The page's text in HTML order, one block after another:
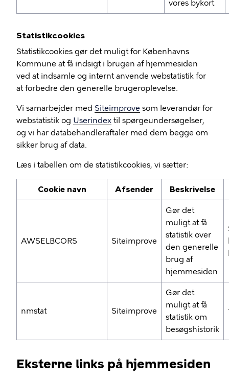
vores bykort
Statistikcookies
Statistikcookies gør det muligt for Københavns
Kommune at få indsigt i brugen af hjemmesiden
ved at indsamle og internt anvende webstatistik for
at forbedre den generelle brugeroplevelse.
Vi samarbejder med Siteimprove som leverandør for
webstatistik og Userindex til spørgeundersøgelser,
og vi har databehandleraftaler med dem begge om
sikker brug af data.
Læs i tabellen om de statistikcookies, vi sætter:
Cookie navn Afsender Beskrivelse
AWSELBCORS Siteimprove
Gør det
muligt at få
statistik over
den generelle
brug af
hjemmesiden
nmstat Siteimprove
Gør det
muligt at få
statistik om
besøgshistorik
Eksterne links på hjemmesiden